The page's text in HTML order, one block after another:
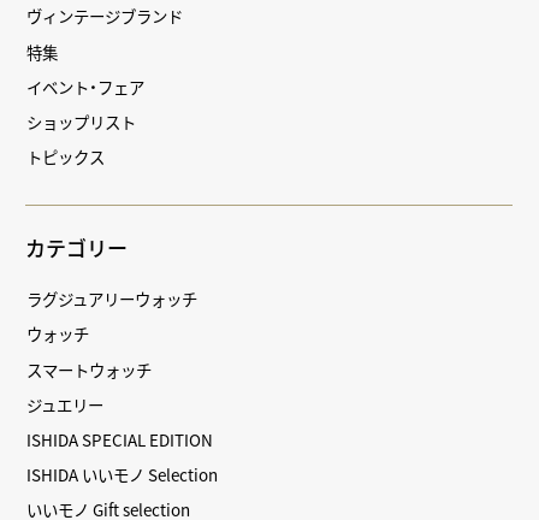
ヴィンテージブランド
特集
イベント・フェア
ショップリスト
トピックス
カテゴリー
ラグジュアリーウォッチ
ウォッチ
スマートウォッチ
ジュエリー
ISHIDA SPECIAL EDITION
ISHIDA いいモノ Selection
いいモノ Gift selection